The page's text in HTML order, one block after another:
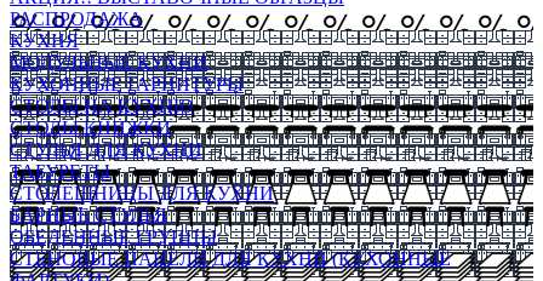
РАСПРОДАЖА
КУХНЯ
МОДУЛЬНЫЕ КУХНИ
КУХОННЫЕ ГАРНИТУРЫ
СТОЛЫ НА КУХНЮ
СТОЛЫ КНИЖКИ
СТУЛЬЯ ДЛЯ КУХНИ
ТАБУРЕТЫ
СТОЛЕШНИЦЫ ДЛЯ КУХНИ
БАРНЫЕ СТУЛЬЯ
ОБЕДЕННЫЕ ГРУППЫ
СТЕНОВЫЕ ПАНЕЛИ ДЛЯ КУХНИ (КУХОННЫЕ